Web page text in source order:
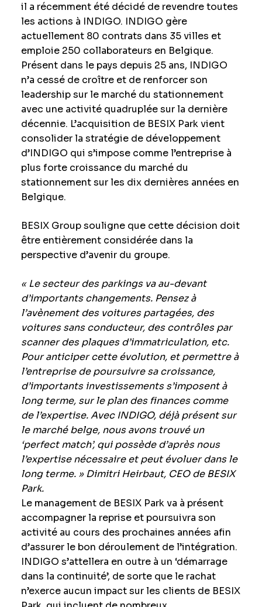
il a récemment été décidé de revendre toutes
les actions à INDIGO. INDIGO gère
actuellement 80 contrats dans 35 villes et
emploie 250 collaborateurs en Belgique.
Présent dans le pays depuis 25 ans, INDIGO
n’a cessé de croître et de renforcer son
leadership sur le marché du stationnement
avec une activité quadruplée sur la dernière
décennie. L’acquisition de BESIX Park vient
consolider la stratégie de développement
d’INDIGO qui s’impose comme l’entreprise à
plus forte croissance du marché du
stationnement sur les dix dernières années en
Belgique.
BESIX Group souligne que cette décision doit
être entièrement considérée dans la
perspective d’avenir du groupe.
« Le secteur des parkings va au-devant
d’importants changements. Pensez à
l’avènement des voitures partagées, des
voitures sans conducteur, des contrôles par
scanner des plaques d’immatriculation, etc.
Pour anticiper cette évolution, et permettre à
l’entreprise de poursuivre sa croissance,
d’importants investissements s’imposent à
long terme, sur le plan des finances comme
de l’expertise. Avec INDIGO, déjà présent sur
le marché belge, nous avons trouvé un
‘perfect match’, qui possède d’après nous
l’expertise nécessaire et peut évoluer dans le
long terme. » Dimitri Heirbaut, CEO de BESIX
Park.
Le management de BESIX Park va à présent
accompagner la reprise et poursuivra son
activité au cours des prochaines années afin
d’assurer le bon déroulement de l’intégration.
INDIGO s’attellera en outre à un ‘démarrage
dans la continuité’, de sorte que le rachat
n’exerce aucun impact sur les clients de BESIX